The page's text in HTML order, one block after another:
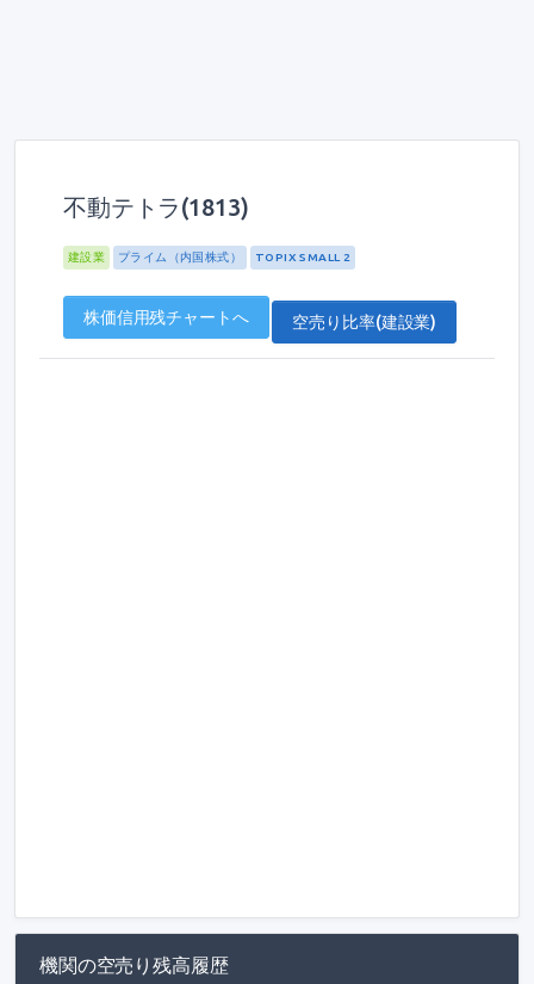
不動テトラ(1813)
建設業 プライム（内国株式） TOPIX SMALL 2
株価信用残チャートへ 空売り比率(建設業)
機関の空売り残高履歴